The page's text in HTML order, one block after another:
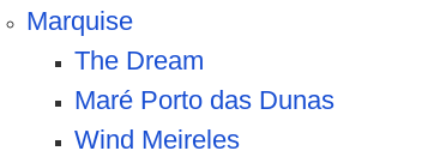
Marquise
The Dream
Maré Porto das Dunas
Wind Meireles